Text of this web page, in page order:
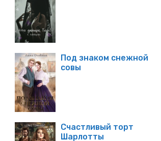
Под знаком снежной
совы
Счастливый торт
Шарлотты